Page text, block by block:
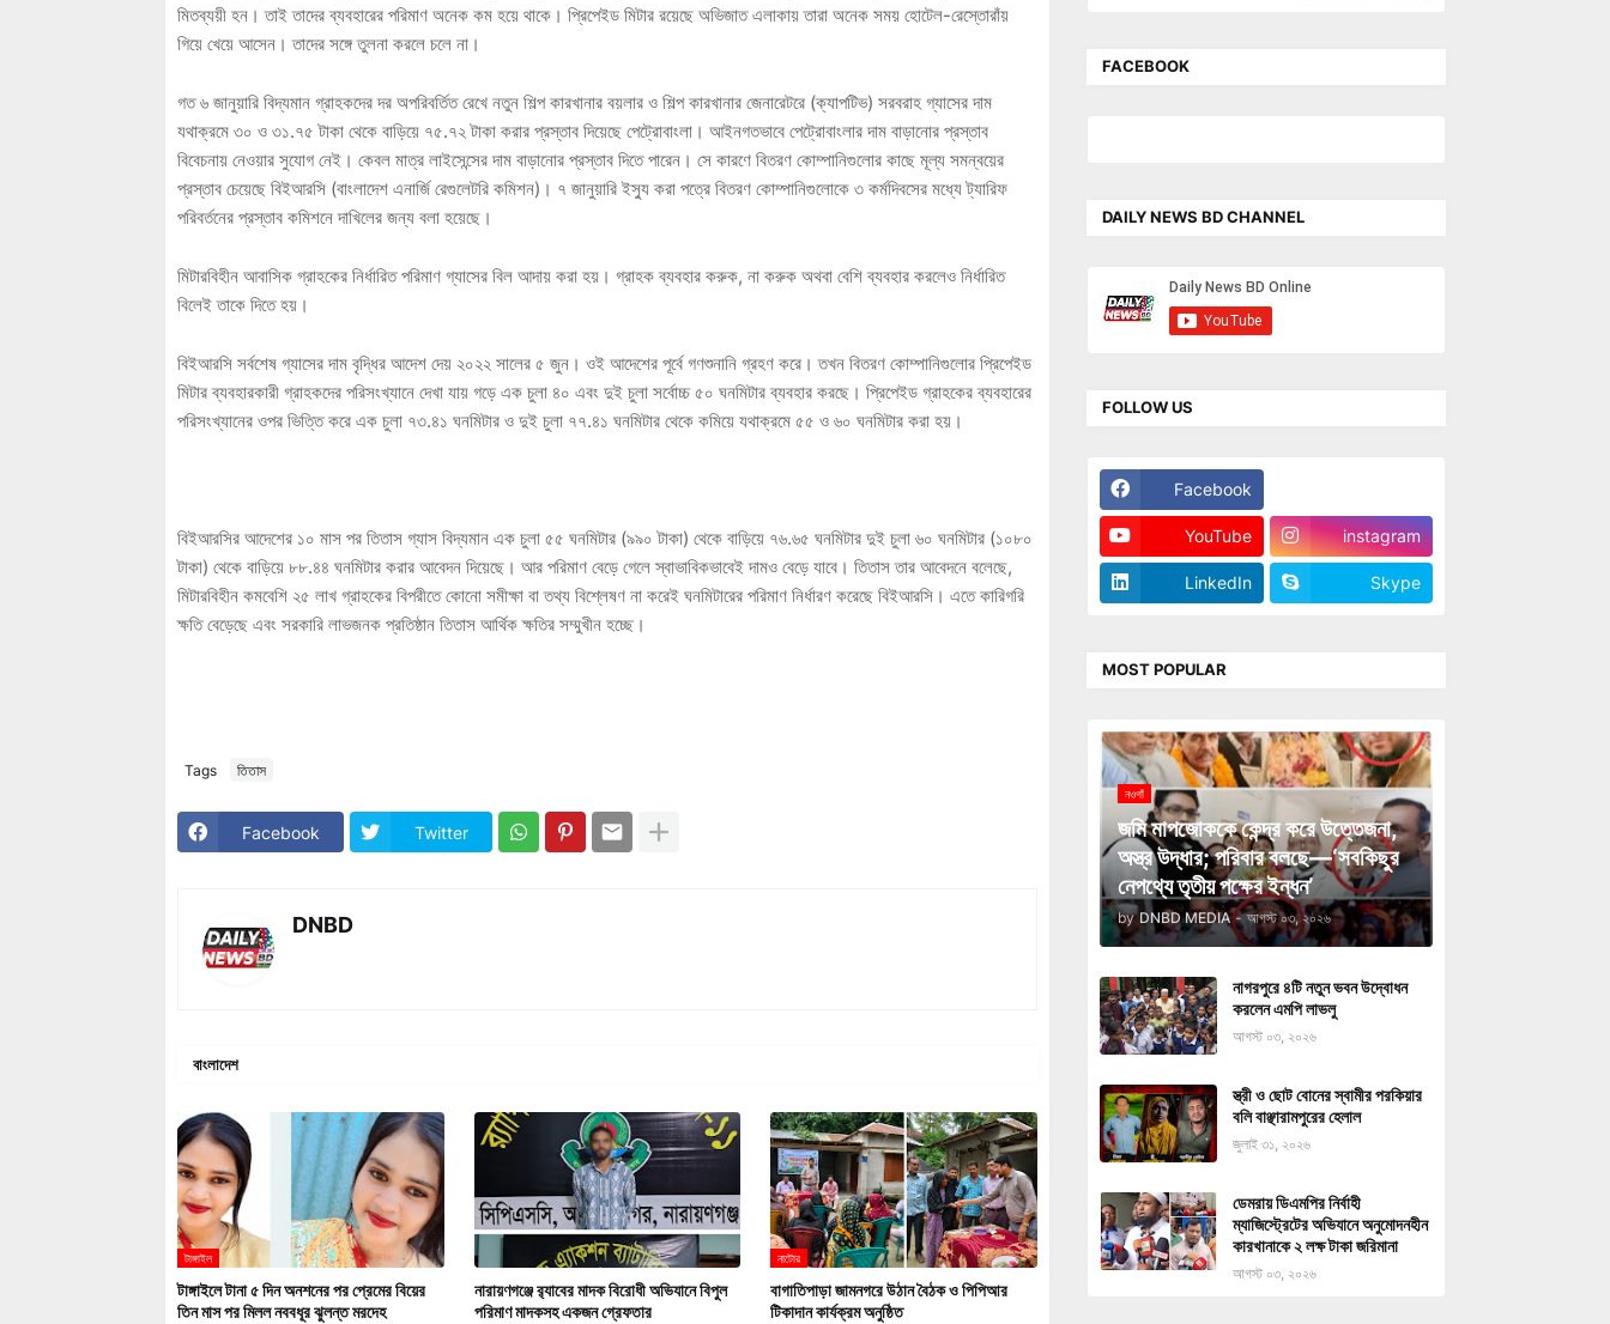
মিতব্যয়ী হন। তাই তাদের ব্যবহারের পরিমাণ অনেক কম হয়ে থাকে। প্রিপেইড মিটার রয়েছে অভিজাত এলাকায় তারা অনেক সময় হোটেল-রেস্তোরাঁয়
গিয়ে খেয়ে আসেন। তাদের সঙ্গে তুলনা করলে চলে না।
গত ৬ জানুয়ারি বিদ্যমান গ্রাহকদের দর অপরিবর্তিত রেখে নতুন শিল্প কারখানার বয়লার ও শিল্প কারখানার জেনারেটরে (ক্যাপটিভ) সরবরাহ গ্যাসের দাম
যথাক্রমে ৩০ ও ৩১.৭৫ টাকা থেকে বাড়িয়ে ৭৫.৭২ টাকা করার প্রস্তাব দিয়েছে পেট্রোবাংলা। আইনগতভাবে পেট্রোবাংলার দাম বাড়ানোর প্রস্তাব
বিবেচনায় নেওয়ার সুযোগ নেই। কেবল মাত্র লাইসেন্সের দাম বাড়ানোর প্রস্তাব দিতে পারেন। সে কারণে বিতরণ কোম্পানিগুলোর কাছে মূল্য সমন্বয়ের
প্রস্তাব চেয়েছে বিইআরসি (বাংলাদেশ এনার্জি রেগুলেটরি কমিশন)। ৭ জানুয়ারি ইস্যু করা পত্রে বিতরণ কোম্পানিগুলোকে ৩ কর্মদিবসের মধ্যে ট্যারিফ
পরিবর্তনের প্রস্তাব কমিশনে দাখিলের জন্য বলা হয়েছে।
মিটারবিহীন আবাসিক গ্রাহকের নির্ধারিত পরিমাণ গ্যাসের বিল আদায় করা হয়। গ্রাহক ব্যবহার করুক, না করুক অথবা বেশি ব্যবহার করলেও নির্ধারিত
বিলেই তাকে দিতে হয়।
বিইআরসি সর্বশেষ গ্যাসের দাম বৃদ্ধির আদেশ দেয় ২০২২ সালের ৫ জুন। ওই আদেশের পূর্বে গণশুনানি গ্রহণ করে। তখন বিতরণ কোম্পানিগুলোর প্রিপেইড
মিটার ব্যবহারকারী গ্রাহকদের পরিসংখ্যানে দেখা যায় গড়ে এক চুলা ৪০ এবং দুই চুলা সর্বোচ্চ ৫০ ঘনমিটার ব্যবহার করছে। প্রিপেইড গ্রাহকের ব্যবহারের
পরিসংখ্যানের ওপর ভিত্তি করে এক চুলা ৭৩.৪১ ঘনমিটার ও দুই চুলা ৭৭.৪১ ঘনমিটার থেকে কমিয়ে যথাক্রমে ৫৫ ও ৬০ ঘনমিটার করা হয়।
বিইআরসির আদেশের ১০ মাস পর তিতাস গ্যাস বিদ্যমান এক চুলা ৫৫ ঘনমিটার (৯৯০ টাকা) থেকে বাড়িয়ে ৭৬.৬৫ ঘনমিটার দুই চুলা ৬০ ঘনমিটার (১০৮০
টাকা) থেকে বাড়িয়ে ৮৮.৪৪ ঘনমিটার করার আবেদন দিয়েছে। আর পরিমাণ বেড়ে গেলে স্বাভাবিকভাবেই দামও বেড়ে যাবে। তিতাস তার আবেদনে বলেছে,
মিটারবিহীন কমবেশি ২৫ লাখ গ্রাহকের বিপরীতে কোনো সমীক্ষা বা তথ্য বিশ্লেষণ না করেই ঘনমিটারের পরিমাণ নির্ধারণ করেছে বিইআরসি। এতে কারিগরি
ক্ষতি বেড়েছে এবং সরকারি লাভজনক প্রতিষ্ঠান তিতাস আর্থিক ক্ষতির সম্মুখীন হচ্ছে।
Tags তিতাস
Facebook Twitter
DNBD
বাংলাদেশ
টাঙ্গাইল
টাঙ্গাইলে টানা ৫ দিন অনশনের পর প্রেমের বিয়ের
তিন মাস পর মিলল নববধূর ঝুলন্ত মরদেহ
নারায়ণগঞ্জে র‍্যাবের মাদক বিরোধী অভিযানে বিপুল
পরিমাণ মাদকসহ একজন গ্রেফতার
নাটোর
বাগাতিপাড়া জামনগরে উঠান বৈঠক ও পিপিআর
টিকাদান কার্যক্রম অনুষ্ঠিত
FACEBOOK
DAILY NEWS BD CHANNEL
FOLLOW US
Facebook
YouTube instagram
LinkedIn Skype
MOST POPULAR
নওগাঁ
জমি মাপজোককে কেন্দ্র করে উত্তেজনা,
অস্ত্র উদ্ধার; পরিবার বলছে—‘সবকিছুর
নেপথ্যে তৃতীয় পক্ষের ইন্ধন’
by DNBD MEDIA - আগস্ট ০৩, ২০২৬
নাগরপুরে ৪টি নতুন ভবন উদ্বোধন
করলেন এমপি লাভলু
আগস্ট ০৩, ২০২৬
স্ত্রী ও ছোট বোনের স্বামীর পরকিয়ার
বলি বাঞ্ছারামপুরের হেলাল
জুলাই ৩১, ২০২৬
ডেমরায় ডিএমপির নির্বাহী
ম্যাজিস্ট্রেটের অভিযানে অনুমোদনহীন
কারখানাকে ২ লক্ষ টাকা জরিমানা
আগস্ট ০৩, ২০২৬